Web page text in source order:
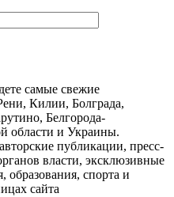
самые свежие
Килии, Болграда,
Белгорода-
области и Украины.
публикации, пресс-
власти, эксклюзивные
образования, спорта и
сайта